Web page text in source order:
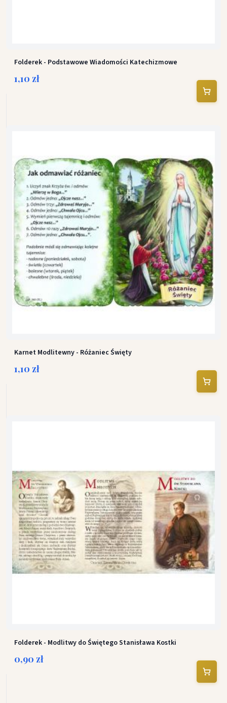
Folderek - Podstawowe Wiadomości Katechizmowe
1,10 zł
Karnet Modlitewny - Różaniec Święty
1,10 zł
Folderek - Modlitwy do Świętego Stanisława Kostki
0,90 zł